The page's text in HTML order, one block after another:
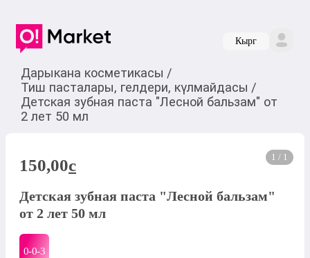
Кырг
Дарыкана косметикасы /
Тиш пасталары, гелдери, күлмайдасы /
Детская зубная паста "Лесной бальзам" от
2 лет 50 мл
1 / 1
150,00c
Детская зубная паста "Лесной бальзам"
от 2 лет 50 мл
0-0-3